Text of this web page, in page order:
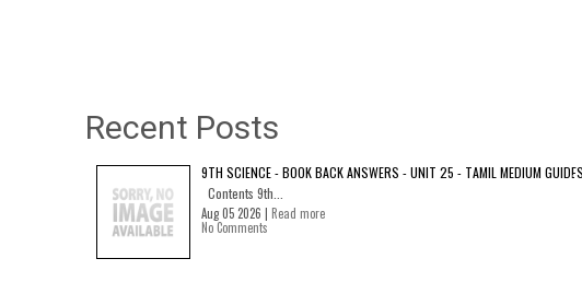
Recent Posts
9TH SCIENCE - BOOK BACK ANSWERS - UNIT 25 - TAMIL MEDIUM GUIDES
Contents 9th...
Aug 05 2026 | Read more
No Comments